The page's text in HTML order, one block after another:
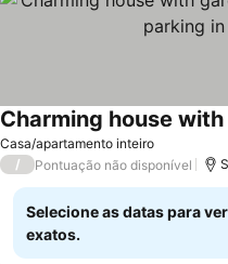
Casa/apartamento inteiro
Ver preços
/ Pontuação não disponível
Selecione as datas para
exatos.